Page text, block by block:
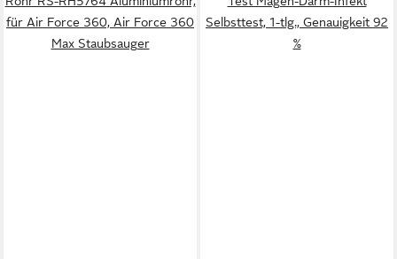
für Air Force 360, Air Force 360
Max Staubsauger
Selbsttest, 1-tlg., Genauigkeit 92
%